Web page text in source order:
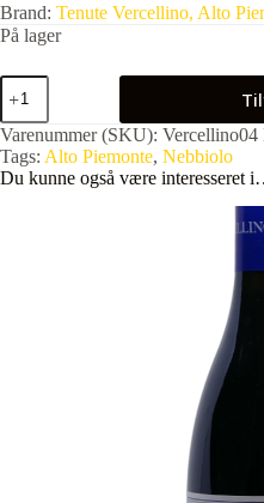
Brand: Tenute Vercellino, Alto
På lager
Vercellino
Ferruccio
Vino
Rosso
2024
Magnum
Varenummer (SKU): Vercellino04
Tags: Alto Piemonte, Nebbiolo
Du kunne også være interesseret